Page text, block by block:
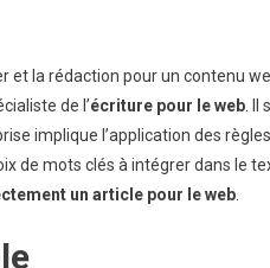
et la rédaction pour un contenu
de l’écriture pour le web .
implique l’application des
de mots clés à intégrer dans le
un article pour le web